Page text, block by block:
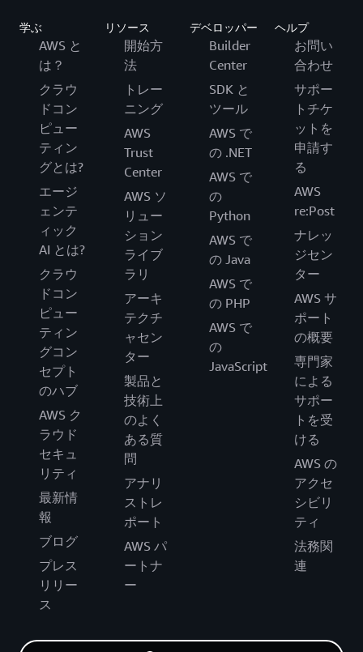
学ぶ
AWS と
は？
クラウ
ドコン
ピュー
ティン
グとは?
エージ
ェンテ
ィック
AI とは?
クラウ
ドコン
ピュー
ティン
グコン
セプト
のハブ
AWS ク
ラウド
セキュ
リティ
最新情
報
ブログ
プレス
リリー
ス
リソース
開始方
法
トレー
ニング
AWS
Trust
Center
AWS ソ
リュー
ション
ライブ
ラリ
アーキ
テクチ
ャセン
ター
製品と
技術上
のよく
ある質
問
アナリ
ストレ
ポート
AWS パ
ートナ
ー
デベロッパー
Builder
Center
SDK と
ツール
AWS で
の .NET
AWS で
の
Python
AWS で
の Java
AWS で
の PHP
AWS で
の
JavaScript
ヘルプ
お問い
合わせ
サポー
トチケ
ットを
申請す
る
AWS
re:Post
ナレッ
ジセン
ター
AWS サ
ポート
の概要
専門家
による
サポー
トを受
ける
AWS の
アクセ
シビリ
ティ
法務関
連